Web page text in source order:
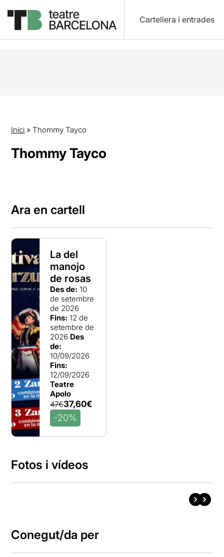
Cartellera i entrades
Inici »Thommy Tayco
Thommy Tayco
Ara en cartell
La del
manojo
de rosas
Des de: 10
de setembre
de 2026
Fins: 12 de
setembre de
2026 Des
de:
10/09/2026
Fins:
12/09/2026
Teatre
Apolo
47€37,60€
-20%
Fotos i vídeos
Conegut/da per